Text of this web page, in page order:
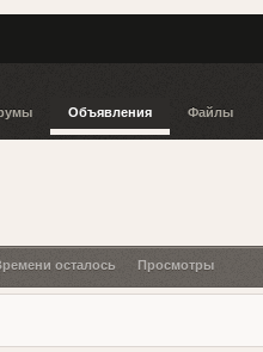
Объявления Файлы
осталось Просмотры